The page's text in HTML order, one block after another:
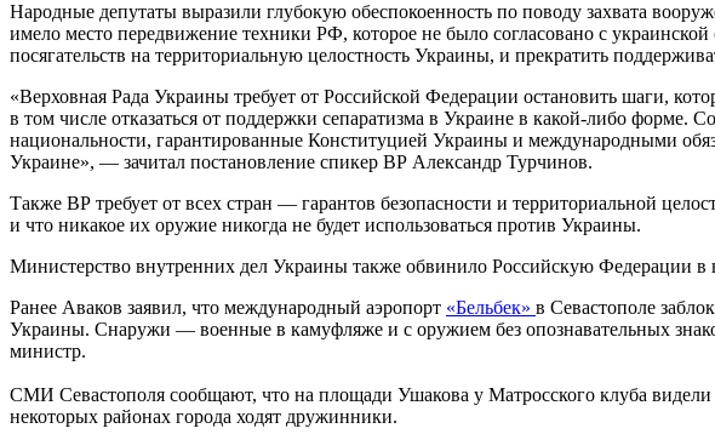
Народные депутаты выразили глубокую обеспокоенность по поводу захвата
имело место передвижение техники РФ, которое не было согласовано с
посягательств на территориальную целостность Украины, и прекратить
«Верховная Рада Украины требует от Российской Федерации остановить шаги,
в том числе отказаться от поддержки сепаратизма в Украине в какой-либо форме.
национальности, гарантированные Конституцией Украины и международными
Украине», — зачитал постановление спикер ВР Александр Турчинов.
Также ВР требует от всех стран — гарантов безопасности и территориальной
и что никакое их оружие никогда не будет использоваться против Украины.
Министерство внутренних дел Украины также обвинило Российскую
Ранее Аваков заявил, что международный аэропорт «Бельбек» в Севастополе
Украины. Снаружи — военные в камуфляже и с оружием без опознавательных
министр.
СМИ Севастополя сообщают, что на площади Ушакова у Матросского клуба
некоторых районах города ходят дружинники.